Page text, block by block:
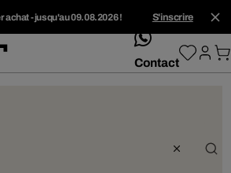
achat - jusqu'au 09.08.2026 ! S'inscrire
whatsApp
Contact